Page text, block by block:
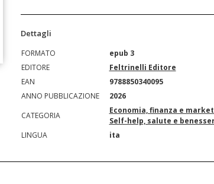
Dettagli
FORMATO
epub 3
EDITORE
Feltrinelli Editore
EAN
9788850340095
ANNO PUBBLICAZIONE
2026
CATEGORIA
Economia, finanza e
Self-help, salute e
LINGUA
ita